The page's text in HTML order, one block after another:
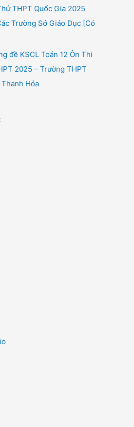
THPT Quốc Gia 2025
Trường Sở Giáo Dục [Có
đề KSCL Toán 12 Ôn Thi
2025 – Trường THPT
Hóa